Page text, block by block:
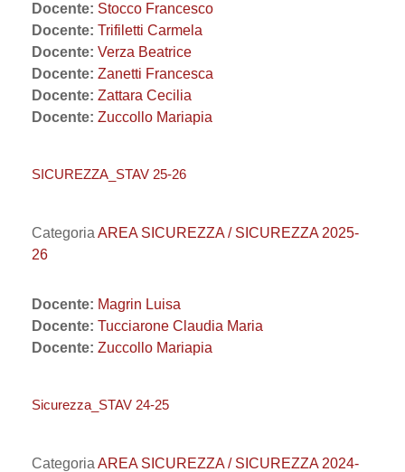
Docente: Stocco Francesco
Docente: Trifiletti Carmela
Docente: Verza Beatrice
Docente: Zanetti Francesca
Docente: Zattara Cecilia
Docente: Zuccollo Mariapia
SICUREZZA_STAV 25-26
Categoria AREA SICUREZZA / SICUREZZA 2025-
26
Docente: Magrin Luisa
Docente: Tucciarone Claudia Maria
Docente: Zuccollo Mariapia
Sicurezza_STAV 24-25
Categoria AREA SICUREZZA / SICUREZZA 2024-